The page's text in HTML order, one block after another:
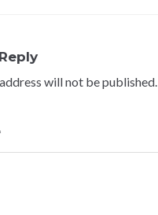
will not be published.